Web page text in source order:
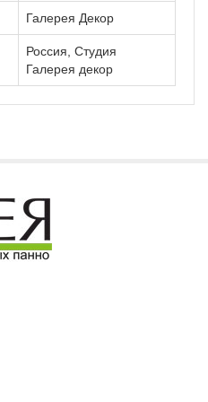
Галерея Декор
Россия, Студия
Галерея декор